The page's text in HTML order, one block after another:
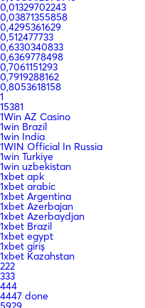
0,01329702243
0,03871355858
0,4295361629
0,512477733
0,6330340833
0,6369778498
0,7061151293
0,7919288162
0,8053618158
1
15381
1Win AZ Casino
1win Brazil
1win India
1WIN Official In Russia
1win Turkiye
1win uzbekistan
1xbet apk
1xbet arabic
1xbet Argentina
1xbet Azerbajan
1xbet Azerbaydjan
1xbet Brazil
1xbet egypt
1xbet giriş
1xbet Kazahstan
222
333
444
4447 done